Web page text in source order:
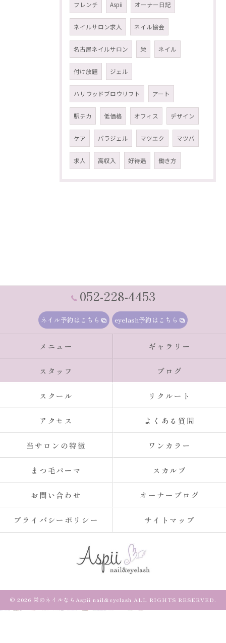
フレンチ Aspii オーナー日記
ネイルサロン求人 ネイル協会
名古屋ネイルサロン 栄 ネイル
付け放題 ジェル
ハリウッドブロウリフト アート
駅チカ 低価格 オフィス デザイン
ケア パラジェル マツエク マツパ
求人 高収入 好待遇 働き方
052-228-4453
ネイル予約はこちら eyelash予約はこちら
メニュー ギャラリー
スタッフ ブログ
スクール リクルート
アクセス よくある質問
当サロンの特徴 ワンカラー
まつ毛パーマ スカルプ
お問い合わせ オーナーブログ
プライバシーポリシー サイトマップ
© 2026 栄のネイルならAspii nail&eyelash ALL RIGHTS RESERVED.